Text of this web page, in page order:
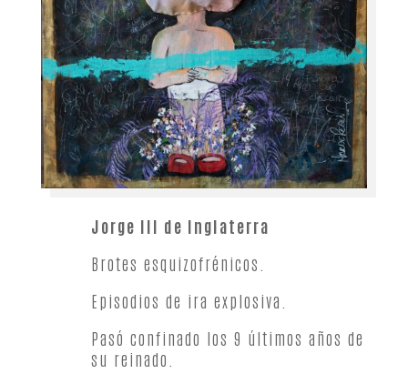
Jorge III de Inglaterra
Brotes esquizofrénicos.
Episodios de ira explosiva.
Pasó confinado los 9 últimos años de
su reinado.